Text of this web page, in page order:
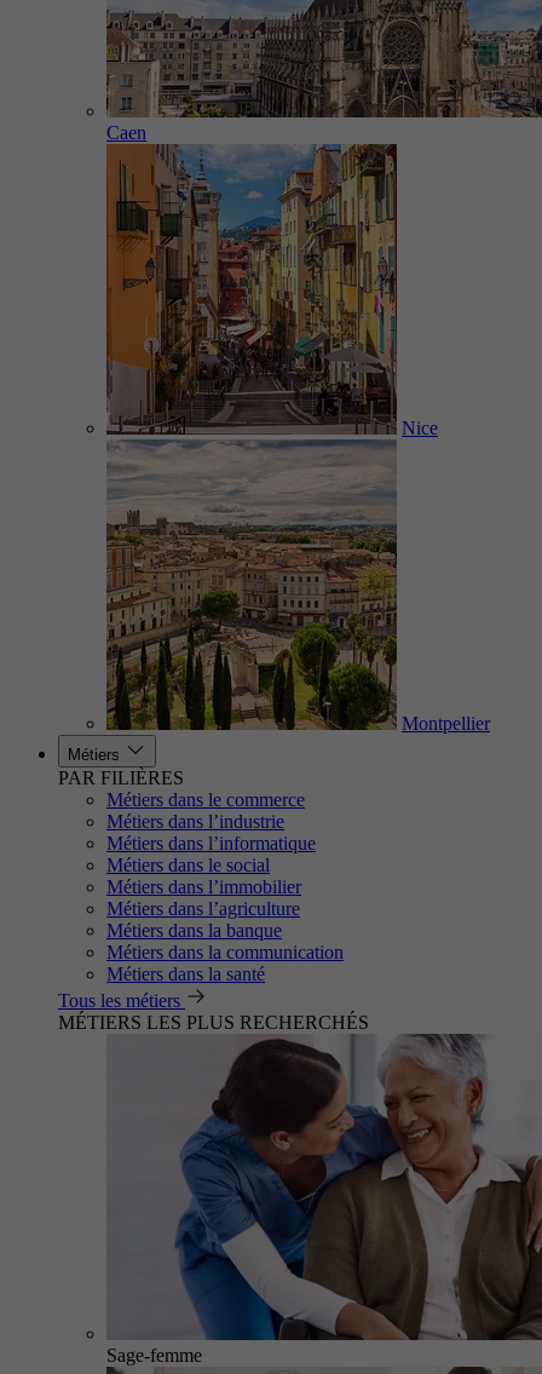
Caen
Nice
Montpellier
Métiers
PAR FILIÈRES
Métiers dans le commerce
Métiers dans l’industrie
Métiers dans l’informatique
Métiers dans le social
Métiers dans l’immobilier
Métiers dans l’agriculture
Métiers dans la banque
Métiers dans la communication
Métiers dans la santé
Tous les métiers
MÉTIERS LES PLUS RECHERCHÉS
Sage-femme